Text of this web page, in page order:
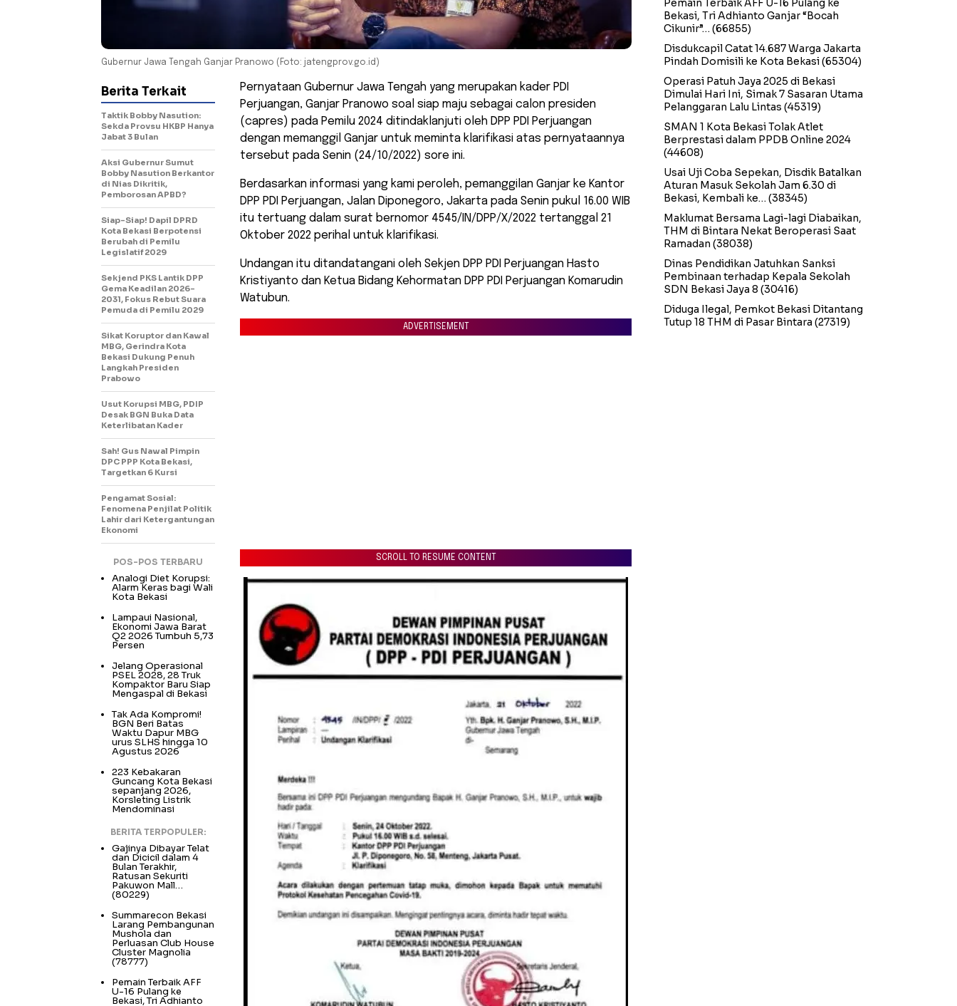
Gubernur Jawa Tengah Ganjar Pranowo (Foto: jatengprov.go.id)
Pernyataan Gubernur Jawa Tengah yang merupakan kader PDI
Perjuangan, Ganjar Pranowo soal siap maju sebagai calon presiden
(capres) pada Pemilu 2024 ditindaklanjuti oleh DPP PDI Perjuangan
dengan memanggil Ganjar untuk meminta klarifikasi atas pernyataannya
tersebut pada Senin (24/10/2022) sore ini.
Berdasarkan informasi yang kami peroleh, pemanggilan Ganjar ke Kantor
DPP PDI Perjuangan, Jalan Diponegoro, Jakarta pada Senin pukul 16.00 WIB
itu tertuang dalam surat bernomor 4545/IN/DPP/X/2022 tertanggal 21
Oktober 2022 perihal untuk klarifikasi.
Undangan itu ditandatangani oleh Sekjen DPP PDI Perjuangan Hasto
Kristiyanto dan Ketua Bidang Kehormatan DPP PDI Perjuangan Komarudin
Watubun.
ADVERTISEMENT
SCROLL TO RESUME CONTENT
Berita Terkait
Taktik Bobby Nasution:
Sekda Provsu HKBP Hanya
Jabat 3 Bulan
Aksi Gubernur Sumut
Bobby Nasution Berkantor
di Nias Dikritik,
Pemborosan APBD?
Siap-Siap! Dapil DPRD
Kota Bekasi Berpotensi
Berubah di Pemilu
Legislatif 2029
Sekjend PKS Lantik DPP
Gema Keadilan 2026-
2031, Fokus Rebut Suara
Pemuda di Pemilu 2029
Sikat Koruptor dan Kawal
MBG, Gerindra Kota
Bekasi Dukung Penuh
Langkah Presiden
Prabowo
Usut Korupsi MBG, PDIP
Desak BGN Buka Data
Keterlibatan Kader
Sah! Gus Nawal Pimpin
DPC PPP Kota Bekasi,
Targetkan 6 Kursi
Pengamat Sosial:
Fenomena Penjilat Politik
Lahir dari Ketergantungan
Ekonomi
POS-POS TERBARU
Analogi Diet Korupsi:
Alarm Keras bagi Wali
Kota Bekasi
Lampaui Nasional,
Ekonomi Jawa Barat
Q2 2026 Tumbuh 5,73
Persen
Jelang Operasional
PSEL 2028, 28 Truk
Kompaktor Baru Siap
Mengaspal di Bekasi
Tak Ada Kompromi!
BGN Beri Batas
Waktu Dapur MBG
urus SLHS hingga 10
Agustus 2026
223 Kebakaran
Guncang Kota Bekasi
sepanjang 2026,
Korsleting Listrik
Mendominasi
BERITA TERPOPULER:
Gajinya Dibayar Telat
dan Dicicil dalam 4
Bulan Terakhir,
Ratusan Sekuriti
Pakuwon Mall…
(80229)
Summarecon Bekasi
Larang Pembangunan
Mushola dan
Perluasan Club House
Cluster Magnolia
(78777)
Pemain Terbaik AFF
U-16 Pulang ke
Bekasi, Tri Adhianto
Pemain Terbaik AFF U-16 Pulang ke
Bekasi, Tri Adhianto Ganjar “Bocah
Cikunir”… (66855)
Disdukcapil Catat 14.687 Warga Jakarta
Pindah Domisili ke Kota Bekasi(65304)
Operasi Patuh Jaya 2025 di Bekasi
Dimulai Hari Ini, Simak 7 Sasaran Utama
Pelanggaran Lalu Lintas (45319)
SMAN 1 Kota Bekasi Tolak Atlet
Berprestasi dalam PPDB Online 2024
(44608)
Usai Uji Coba Sepekan, Disdik Batalkan
Aturan Masuk Sekolah Jam 6.30 di
Bekasi, Kembali ke… (38345)
Maklumat Bersama Lagi-lagi Diabaikan,
THM di Bintara Nekat Beroperasi Saat
Ramadan (38038)
Dinas Pendidikan Jatuhkan Sanksi
Pembinaan terhadap Kepala Sekolah
SDN Bekasi Jaya 8 (30416)
Diduga Ilegal, Pemkot Bekasi Ditantang
Tutup 18 THM di Pasar Bintara (27319)